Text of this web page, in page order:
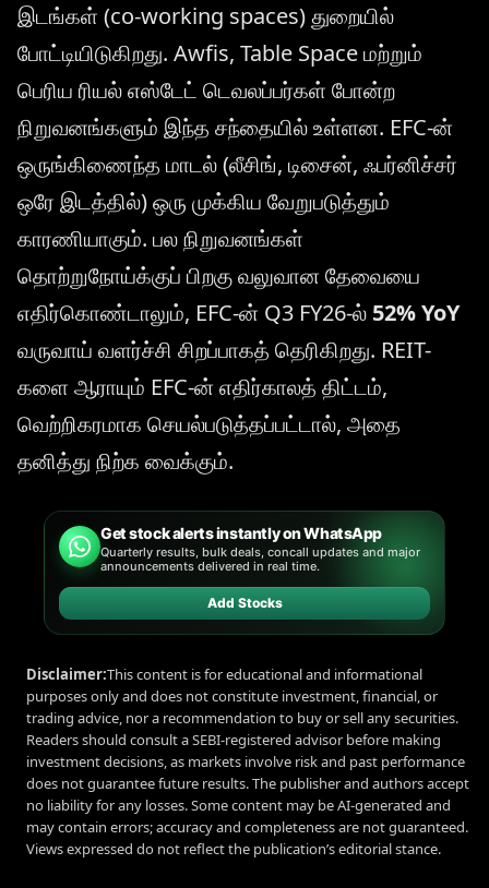
இடங்கள் (co-working spaces) துறையில்
போட்டியிடுகிறது. Awfis, Table Space மற்றும்
பெரிய ரியல் எஸ்டேட் டெவலப்பர்கள் போன்ற
நிறுவனங்களும் இந்த சந்தையில் உள்ளன. EFC-ன்
ஒருங்கிணைந்த மாடல் (லீசிங், டிசைன், ஃபர்னிச்சர்
ஒரே இடத்தில்) ஒரு முக்கிய வேறுபடுத்தும்
காரணியாகும். பல நிறுவனங்கள்
தொற்றுநோய்க்குப் பிறகு வலுவான தேவையை
எதிர்கொண்டாலும், EFC-ன் Q3 FY26-ல் 52% YoY
வருவாய் வளர்ச்சி சிறப்பாகத் தெரிகிறது. REIT-
களை ஆராயும் EFC-ன் எதிர்காலத் திட்டம்,
வெற்றிகரமாக செயல்படுத்தப்பட்டால், அதை
தனித்து நிற்க வைக்கும்.
Get stock alerts instantly on WhatsApp
Quarterly results, bulk deals, concall updates and major
announcements delivered in real time.
Add Stocks
Disclaimer:This content is for educational and informational
purposes only and does not constitute investment, financial, or
trading advice, nor a recommendation to buy or sell any securities.
Readers should consult a SEBI-registered advisor before making
investment decisions, as markets involve risk and past performance
does not guarantee future results. The publisher and authors accept
no liability for any losses. Some content may be AI-generated and
may contain errors; accuracy and completeness are not guaranteed.
Views expressed do not reflect the publication’s editorial stance.